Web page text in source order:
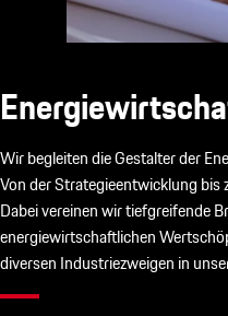
Wir begleiten die Gestalter der
Von der Strategieentwicklung
Dabei vereinen wir tiefgreifende
energiewirtschaftlichen
diversen Industriezweigen in